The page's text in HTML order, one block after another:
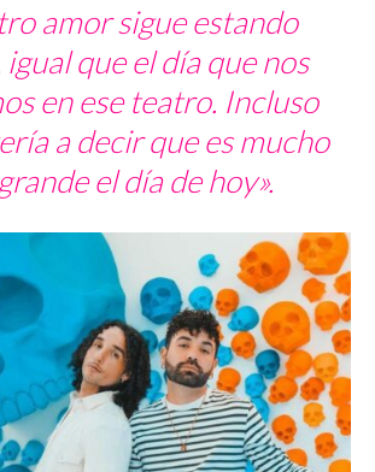
amor sigue estando
que el día que nos
en ese teatro. Incluso
a decir que es mucho
el día de hoy».